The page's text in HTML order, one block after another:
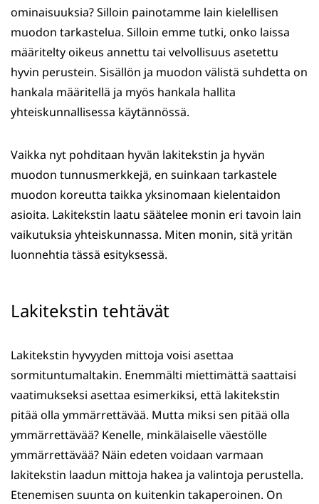
ominaisuuksia? Silloin painotamme lain kielellisen
muodon tarkastelua. Silloin emme tutki, onko laissa
määritelty oikeus annettu tai velvollisuus asetettu
hyvin perustein. Sisällön ja muodon välistä suhdetta on
hankala määritellä ja myös hankala hallita
yhteiskunnallisessa käytännössä.
Vaikka nyt pohditaan hyvän lakitekstin ja hyvän
muodon tunnusmerkkejä, en suinkaan tarkastele
muodon koreutta taikka yksinomaan kielentaidon
asioita. Lakitekstin laatu säätelee monin eri tavoin lain
vaikutuksia yhteiskunnassa. Miten monin, sitä yritän
luonnehtia tässä esityksessä.
Lakitekstin tehtävät
Lakitekstin hyvyyden mittoja voisi asettaa
sormituntumaltakin. Enemmälti miettimättä saattaisi
vaatimukseksi asettaa esimerkiksi, että lakitekstin
pitää olla ymmärrettävää. Mutta miksi sen pitää olla
ymmärrettävää? Kenelle, minkälaiselle väestölle
ymmärrettävää? Näin edeten voidaan varmaan
lakitekstin laadun mittoja hakea ja valintoja perustella.
Etenemisen suunta on kuitenkin takaperoinen. On